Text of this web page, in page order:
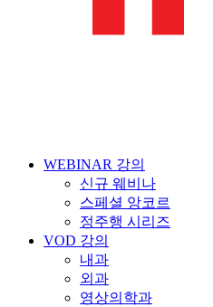
WEBINAR 강의
신규 웨비나
스페셜 앙코르
정주행 시리즈
VOD 강의
내과
외과
영상의학과